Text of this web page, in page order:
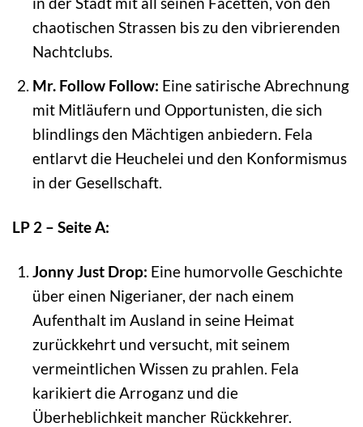
chaotischen Strassen bis zu den vibrierenden
Nachtclubs.
Mr. Follow Follow: Eine satirische Abrechnung
mit Mitläufern und Opportunisten, die sich
blindlings den Mächtigen anbiedern. Fela
entlarvt die Heuchelei und den Konformismus
in der Gesellschaft.
LP 2 – Seite A:
Jonny Just Drop: Eine humorvolle Geschichte
über einen Nigerianer, der nach einem
Aufenthalt im Ausland in seine Heimat
zurückkehrt und versucht, mit seinem
vermeintlichen Wissen zu prahlen. Fela
karikiert die Arroganz und die
Überheblichkeit mancher Rückkehrer.